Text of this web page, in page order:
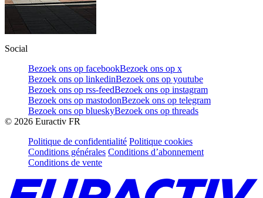
Social
Bezoek ons op facebookBezoek ons op x
Bezoek ons op linkedinBezoek ons op youtube
Bezoek ons op rss-feedBezoek ons op instagram
Bezoek ons op mastodonBezoek ons op telegram
Bezoek ons op blueskyBezoek ons op threads
© 2026 Euractiv FR
Politique de confidentialité Politique cookies
Conditions générales Conditions d’abonnement
Conditions de vente